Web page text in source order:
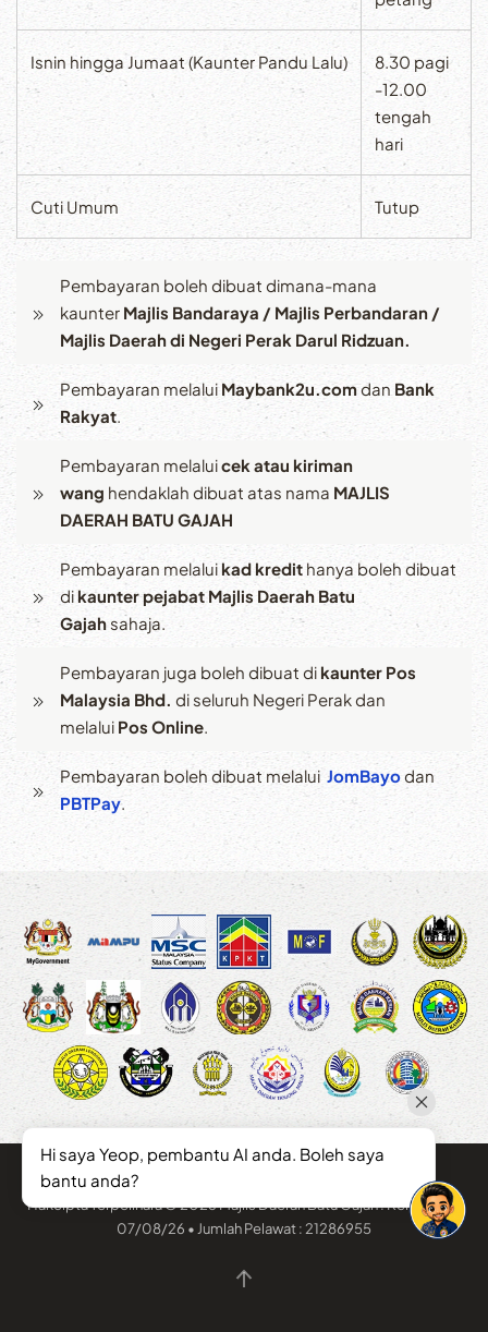
Isnin hingga Jumaat (Kaunter Pandu Lalu)
8.30 pagi
-12.00
tengah
hari
Cuti Umum Tutup
Pembayaran boleh dibuat dimana-mana
kaunter Majlis Bandaraya / Majlis Perbandaran /
Majlis Daerah di Negeri Perak Darul Ridzuan.
Pembayaran melalui Maybank2u.comdan Bank
Rakyat.
Pembayaran melaluicek atau kiriman
wang hendaklah dibuat atas nama MAJLIS
DAERAH BATU GAJAH
Pembayaran melalui kad kredit hanya boleh dibuat
dikaunter pejabat Majlis Daerah Batu
Gajahsahaja.
Pembayaran juga boleh dibuat di kaunter Pos
Malaysia Bhd. di seluruh Negeri Perak dan
melalui Pos Online.
Pembayaran boleh dibuat melalui JomBayodan
PBTPay.
Hakcipta Terpelihara © 2026 Majlis Daerah Batu Gajah . Kemaskini :
07/08/26 • Jumlah Pelawat : 21286955
Hi saya Yeop, pembantu AI anda. Boleh saya
bantu anda?